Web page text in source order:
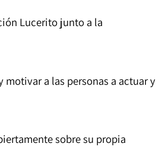
Lucerito junto a la
a las personas a actuar y
sobre su propia